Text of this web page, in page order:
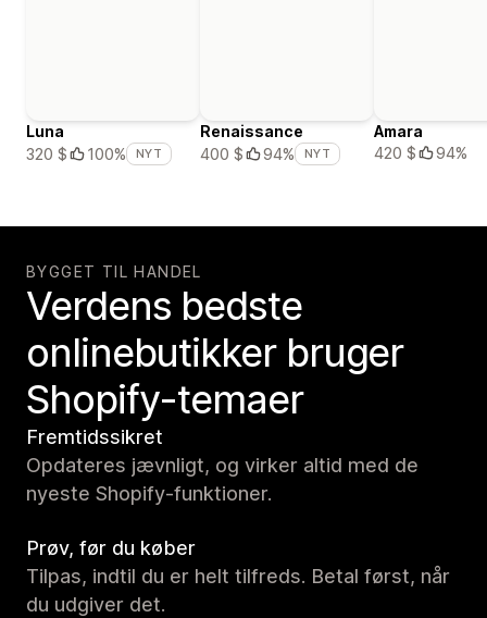
Luna
320 $
100% NYT
Renaissance
400 $
94% NYT
Amara
420 $
94%
BYGGET TIL HANDEL
Verdens bedste
onlinebutikker bruger
Shopify-temaer
Fremtidssikret
Opdateres jævnligt, og virker altid med de
nyeste Shopify-funktioner.
Prøv, før du køber
Tilpas, indtil du er helt tilfreds. Betal først, når
du udgiver det.